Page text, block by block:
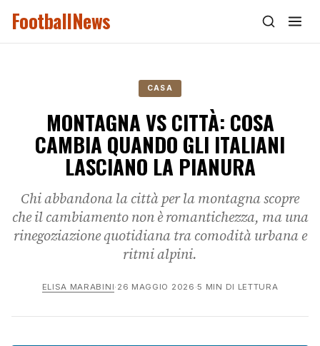
FootballNews
CASA
MONTAGNA VS CITTÀ: COSA
CAMBIA QUANDO GLI ITALIANI
LASCIANO LA PIANURA
Chi abbandona la città per la montagna scopre
che il cambiamento non è romantichezza, ma una
rinegoziazione quotidiana tra comodità urbana e
ritmi alpini.
ELISA MARABINI· 26 MAGGIO 2026 ·5 MIN DI LETTURA